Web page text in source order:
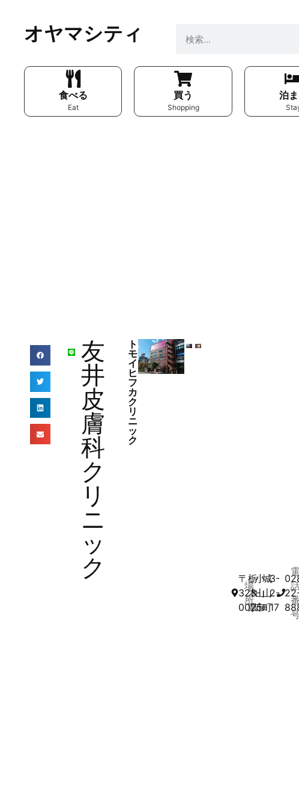
オヤマシティ
食べる
Eat
買う
Shopping
泊
友
井
皮
膚
科
ク
リ
ニ
ッ
ク
ト
モ
イ
ヒ
フ
カ
ク
リ
ニ
ッ
ク
場
所
〒
323-
0025
栃
木
県
小
山
市
城
山
町
3-
2-
17
番